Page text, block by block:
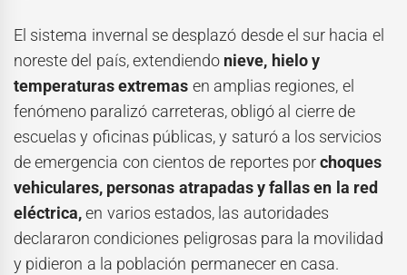
El sistema invernal se desplazó desde el sur hacia el
noreste del país, extendiendo nieve, hielo y
temperaturas extremas en amplias regiones, el
fenómeno paralizó carreteras, obligó al cierre de
escuelas y oficinas públicas, y saturó a los servicios
de emergencia con cientos de reportes porchoques
vehiculares, personas atrapadas y fallas en la red
eléctrica,en varios estados, las autoridades
declararon condiciones peligrosas para la movilidad
y pidieron a la población permanecer en casa.